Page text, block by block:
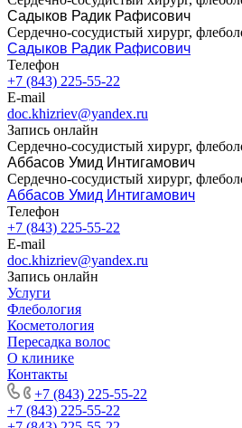
Садыков Радик Рафисович
Сердечно-сосудистый хирург,
Садыков Радик Рафисович
Телефон
+7 (843) 225-55-22
E-mail
doc.khizriev@yandex.ru
Запись онлайн
Сердечно-сосудистый хирург,
Аббасов Умид Интигамович
Сердечно-сосудистый хирург,
Аббасов Умид Интигамович
Телефон
+7 (843) 225-55-22
E-mail
doc.khizriev@yandex.ru
Запись онлайн
Услуги
Флебология
Косметология
Пересадка волос
О клинике
Контакты
+7 (843) 225-55-22
+7 (843) 225-55-22